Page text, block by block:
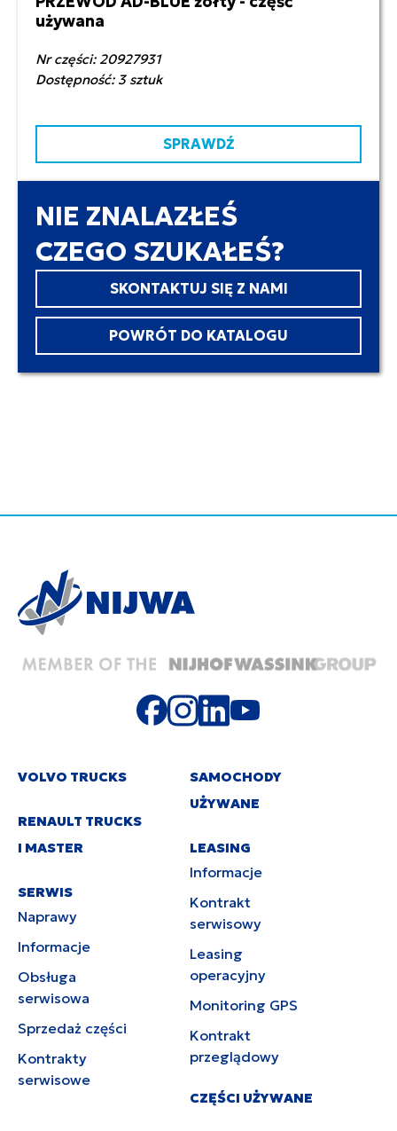
350,00 zł netto
używana
Nr części: 20927931
Dostępność: 3 sztuk
SPRAWDŹ
NIE ZNALAZŁEŚ
CZEGO SZUKAŁEŚ?
SKONTAKTUJ SIĘ Z NAMI
POWRÓT DO KATALOGU
VOLVO TRUCKS
RENAULT TRUCKS
I MASTER
SERWIS
Naprawy
Informacje
Obsługa
serwisowa
Sprzedaż części
Kontrakty
serwisowe
SAMOCHODY
UŻYWANE
LEASING
Informacje
Kontrakt
serwisowy
Leasing
operacyjny
Monitoring GPS
Kontrakt
przeglądowy
CZĘŚCI UŻYWANE